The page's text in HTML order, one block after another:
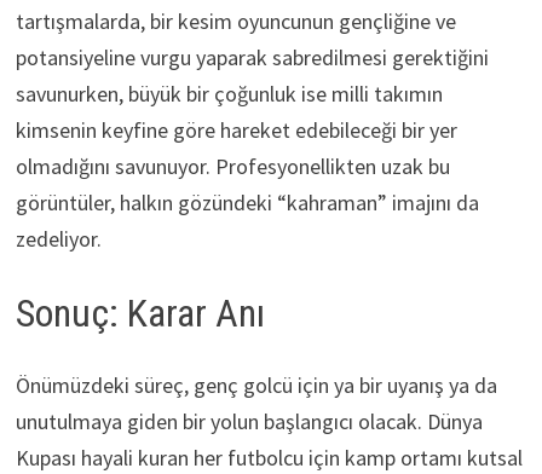
tartışmalarda, bir kesim oyuncunun gençliğine ve
potansiyeline vurgu yaparak sabredilmesi gerektiğini
savunurken, büyük bir çoğunluk ise milli takımın
kimsenin keyfine göre hareket edebileceği bir yer
olmadığını savunuyor. Profesyonellikten uzak bu
görüntüler, halkın gözündeki “kahraman” imajını da
zedeliyor.
Sonuç: Karar Anı
Önümüzdeki süreç, genç golcü için ya bir uyanış ya da
unutulmaya giden bir yolun başlangıcı olacak. Dünya
Kupası hayali kuran her futbolcu için kamp ortamı kutsal